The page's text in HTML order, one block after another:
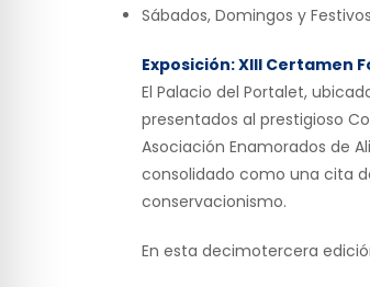
Sábados, Domingos y
Exposición: XIII Certamen
El Palacio del Portalet,
presentados al prestigioso
Asociación Enamorados de
consolidado como una cita
conservacionismo.
En esta decimotercera